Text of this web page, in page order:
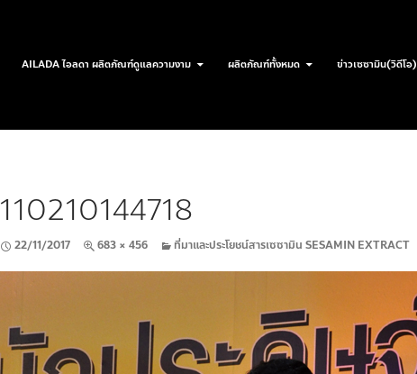
AILADA ไอลดา ผลิตภัณฑ์ดูแลความงาม ผลิตภัณฑ์ทั้งหมด ข่าวเซซามิน(วิดีโอ)
110210144718
22/11/2017 683 × 456 ที่มาและประโยชน์สารเซซามิน SESAMIN EXTRACT